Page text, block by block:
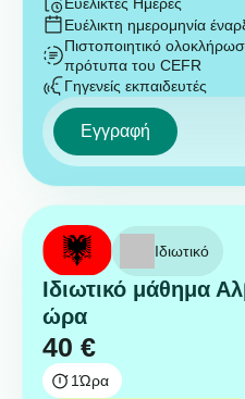
Ευέλικτη ημερομηνία
Πιστοποιητικό
πρότυπα του CEFR
Γηγενείς εκπαιδευτές
Εγγραφή
Ιδιωτικό
Ιδιωτικό μάθημα
ώρα
40 €
1Ώρα